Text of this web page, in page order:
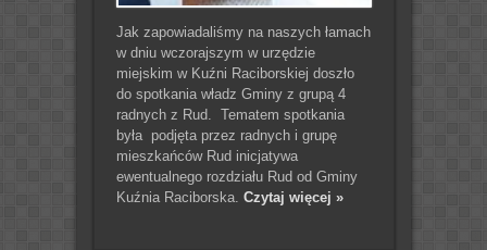
Jak zapowiadaliśmy na naszych łamach
w dniu wczorajszym w urzędzie
miejskim w Kuźni Raciborskiej doszło
do spotkania władz Gminy z grupą 4
radnych z Rud. Tematem spotkania
była podjęta przez radnych i grupę
mieszkańców Rud inicjatywa
ewentualnego rozdziału Rud od Gminy
Kuźnia Raciborska. Czytaj więcej »